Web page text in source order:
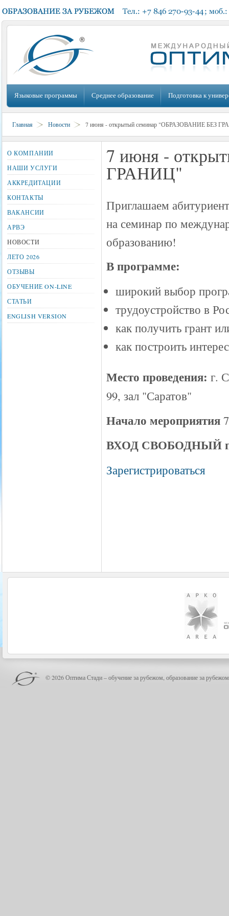
Языковые программы Среднее образование Подготовка к
Главная Новости 7 июня - открытый семинар "ОБРАЗОВАНИЕ БЕЗ
7 июня -
ГРАНИЦ"
Приглашаем
на семинар по
образованию!
В программе:
широкий выбор
трудоустройство в
как получить грант
как построить
Место проведения: г.
99, зал "Саратов"
Начало мероприятия
ВХОД СВОБОДНЫЙ по
Зарегистрироваться
О КОМПАНИИ
НАШИ УСЛУГИ
АККРЕДИТАЦИИ
КОНТАКТЫ
ВАКАНСИИ
АРВЭ
НОВОСТИ
ЛЕТО 2026
ОТЗЫВЫ
ОБУЧЕНИЕ ON-LINE
СТАТЬИ
ENGLISH VERSION
© 2026 Оптима Стади – обучение за рубежом, образование за